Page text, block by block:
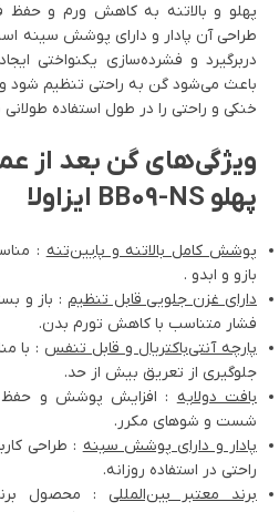
پهلو و بالاتنه به کاهش ورم و
طراحی آن پادار و دارای پوشش سینه
دربرگیرد و فشرده‌سازی یکنواختی
باعث می‌شود گن به راحتی تنظیم شود
خنکی و راحتی را در طول استفاده
ویژگی‌های گن بعد از
پهلو BB09-NS ایزاولا
پوشش کامل بالاتنه و پایین‌تنه:
بازو و ابدو .
دارای غزن جلویی قابل تنظیم : باز و
فشار متناسب با کاهش تورم بدن.
پارچه آنتی‌باکتریال و قابل تنفس : با
جلوگیری از تعریق بیش از حد.
بافت دو‌لایه: افزایش پوشش و حفظ
شست و شوهای مکرر.
پادار و دارای پوشش سینه: طراحی
راحتی در استفاده روزانه.
برند معتبر بین‌المللی : محصول